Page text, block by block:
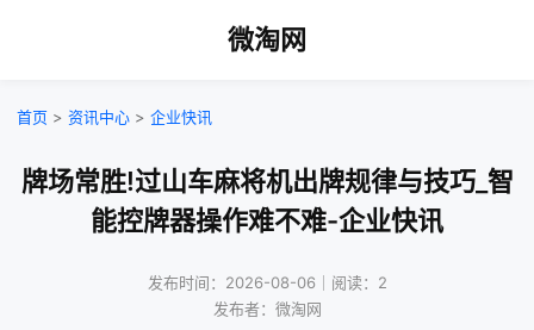
微淘网
首页 > 资讯中心 > 企业快讯
牌场常胜!过山车麻将机出牌规律与技巧_智
能控牌器操作难不难-企业快讯
发布时间：2026-08-06｜阅读：2
发布者：微淘网